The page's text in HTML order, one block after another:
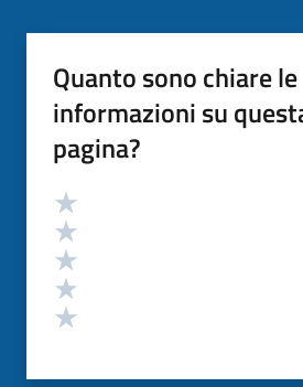
Quanto sono chiare le
informazioni su
pagina?
Valutazione